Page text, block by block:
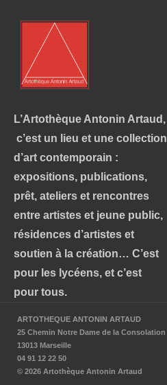
L’Artothèque Antonin Artaud,
c’est un lieu et une collection
d’art contemporain :
expositions, publications,
prêt, ateliers et rencontres
entre artistes et jeune public,
résidences d’artistes et
soutien à la création… C’est
pour les lycéens, et c’est
pour tous.
ARTOTHEQUE ANTONIN ARTAUD
25 Chemin Notre Dame de la Consolation
13013 Marseille
04 91 12 22 50
© 2026 Artothèque Antonin Artaud